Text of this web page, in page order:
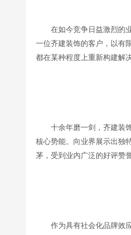
在如今竞争日益激烈的
一位齐建装饰的客户，以有
都在某种程度上重新构建解
十余年磨一剑，齐建装
核心势能。向业界展示出独
茅，受到业内广泛的好评赞
作为具有社会化品牌效